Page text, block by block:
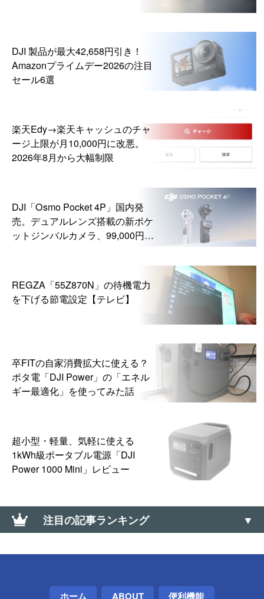
DJI 製品が最大42,658円引き！
Amazonプライムデー2026の注目
セール6選
楽天Edy→楽天キャッシュのチャ
ージ上限が月10,000円に改悪。
2026年8月から大幅制限
DJI「Osmo Pocket 4P」国内発
売。デュアルレンズ搭載の新ポケ
ットジンバルカメラ、99,000円か
REGZA「55Z870N」の待機電力
を下げる節電設定【テレビ】
卒FITの自家消費拡大に使える？
ポタ電「DJI Power」の「エネル
ギー最適化」を使ってみた話
超小型・軽量、気軽に使える
1kWh級ポータブル電源「DJI
Power 1000 Mini」レビュー
注目の記事ランキング
Androidスマホのコンパスが狂ったときの補正方法と
ホーム ABOUT 便利機能